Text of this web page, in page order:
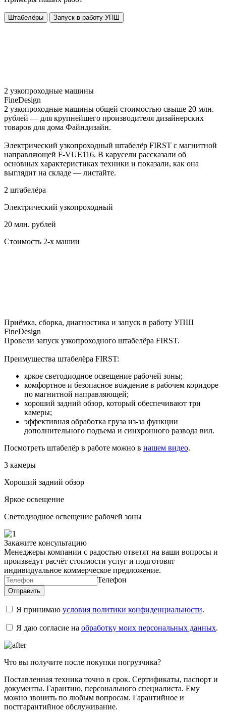
Штабелёры Запуск в работу УПШ
2 узкопроходные машины
FineDesign
2 узкопроходные машины общей стоимостью свыше 20 млн.
рублей — для крупнейшего производителя дизайнерских
товаров для дома Файндизайн.
Электрический узкопроходный штабелёр FIRST с магнитной
направляющей F-VUE116. В карусели рассказали об
основных характеристиках техники и показали, как она
выглядит на складе — листайте.
2 штабелёра
Электрический узкопроходный
20 млн. рублей
Стоимость 2-х машин
Приёмка, сборка, диагностика и запуск в работу УПШ
FineDesign
Провели запуск узкопроходного штабелёра FIRST.
Преимущества штабелёра FIRST:
яркое светодиодное освещение рабочей зоны;
комфортное и безопасное вождение в рабочем коридоре
по магнитной направляющей;
хороший задний обзор, который обеспечивают три
камеры;
эффективная обработка груза из-за функции
дополнительного подъема и синхронного развода вил.
Посмотреть штабелёр в работе можно в нашем видео.
3 камеры
Хороший задний обзор
Яркое освещение
Светодиодное освещение рабочей зоны
Закажите консультацию
Менеджеры компании с радостью ответят на ваши вопросы и
произведут расчёт стоимости услуг и подготовят
индивидуальное коммерческое предложение.
Телефон
Я принимаю условия политики конфиденциальности.
Я даю согласие на обработку моих персональных данных.
Что вы получите после покупки погрузчика?
Поставленная техника точно в срок. Сертификаты, паспорт и
документы. Гарантию, персонального специалиста. Ему
можно звонить по любым вопросам. Гарантийное и
постгарантийное обслуживание.